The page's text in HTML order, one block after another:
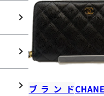
ブランド